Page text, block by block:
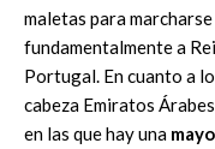
maletas para
fundamentalmente a
Portugal. En cuanto a
cabeza Emiratos
en las que hay una